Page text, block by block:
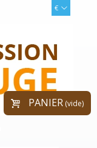
€
PANIER (vide)